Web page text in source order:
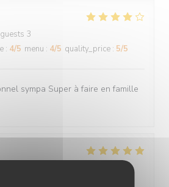
3
: 4/5 menu : 4/5 quality_price : 5/5
sympa Super à faire en famille